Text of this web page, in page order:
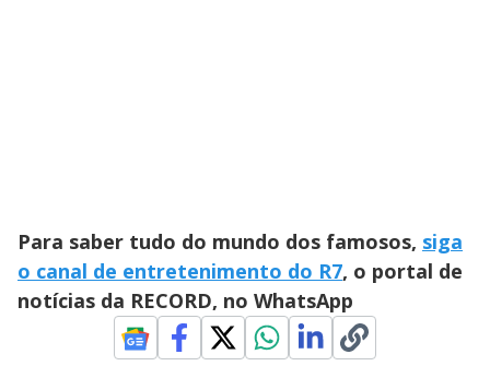
Para saber tudo do mundo dos famosos, siga
o canal de entretenimento do R7, o portal de
notícias da RECORD, no WhatsApp